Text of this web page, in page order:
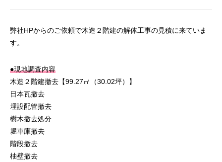
弊社HPからのご依頼で木造２階建の解体工事の見積に来ていま
す。
●現地調査内容
木造２階建撤去【99.27㎡（30.02坪）】
日本瓦撤去
埋設配管撤去
樹木撤去処分
堀車庫撤去
階段撤去
柚壁撤去